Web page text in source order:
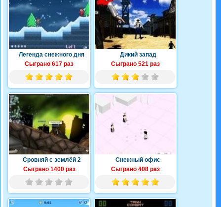
Легенда снежного дня
Сыграно 617 раз
Дикий запад
Сыграно 521 раз
Сровняй с землёй 2
Сыграно 1400 раз
Снежный офис
Сыграно 408 раз